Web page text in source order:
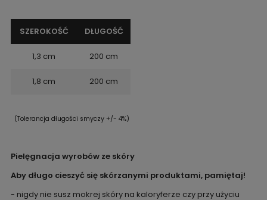
SZEROKOŚĆ DŁUGOŚĆ
1,3 cm 200 cm
1,8 cm 200 cm
(Tolerancja długości smyczy +/- 4%)
Pielęgnacja wyrobów ze skóry
Aby długo cieszyć się skórzanymi produktami, pamiętaj!
- nigdy nie susz mokrej skóry na kaloryferze czy przy użyciu